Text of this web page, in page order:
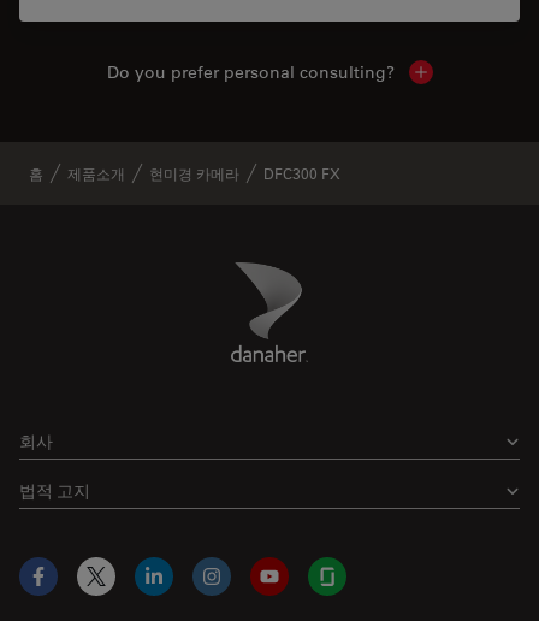
Do you prefer personal consulting? Show local
홈 제품소개 현미경 카메라 DFC300 FX
Danaher Logo
회사
법적 고지
Facebook
X LinkedInInstagramYouTubeGlassdoor